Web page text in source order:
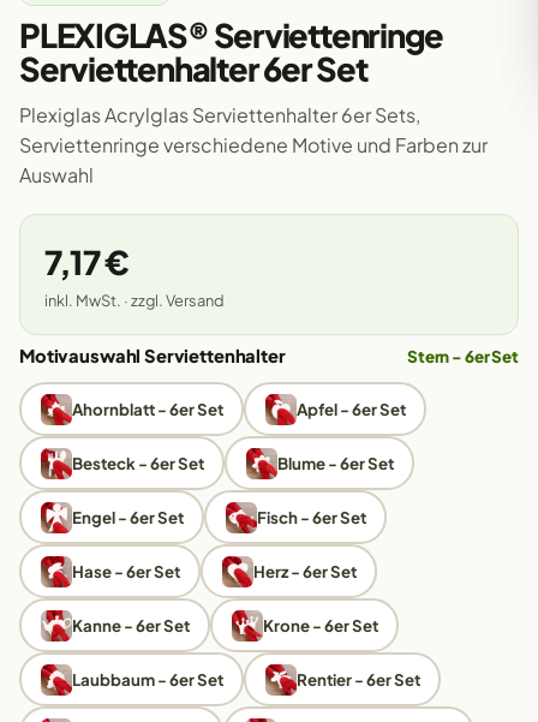
PLEXIGLAS® Serviettenringe
Serviettenhalter 6er Set
Plexiglas Acrylglas Serviettenhalter 6er Sets,
Serviettenringe verschiedene Motive und Farben zur
Auswahl
7,17 €
inkl. MwSt. · zzgl. Versand
Motivauswahl Serviettenhalter Stern - 6er Set
Ahornblatt - 6er Set Apfel - 6er Set
Besteck - 6er Set Blume - 6er Set
Engel - 6er Set Fisch - 6er Set
Hase - 6er Set Herz - 6er Set
Kanne - 6er Set Krone - 6er Set
Laubbaum - 6er Set Rentier - 6er Set